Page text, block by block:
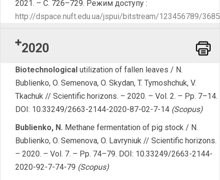
2021. – С. 726–729. Режим доступу :
http://dspace.nuft.edu.ua/jspui/bitstream/123456789/
2020 Word
Biotechnological utilization of fallen leaves / N.
Bublienko, O. Semenova, O. Skydan, T. Tymoshchuk, V.
Tkachuk // Scientific horizons. – 2020. – Vol. 2. – Pp. 7–14.
DOI: 10.33249/2663-2144-2020-87-02-7-14 (Scopus)
Bublienko, N. Methane fermentation of pig stock / N.
Bublienko, O. Semenova, O. Lavryniuk // Scientific horizons.
– 2020. – Vol. 7. – Pp. 74–79. DOI: 10.33249/2663-2144-
2020-92-7-74-79 (Scopus)